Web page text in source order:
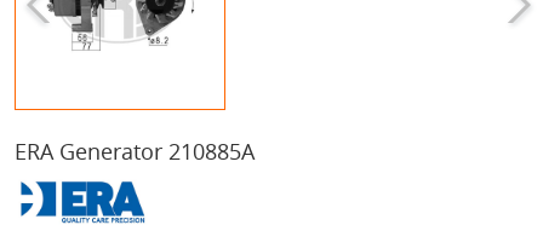
ERA Generator 210885A